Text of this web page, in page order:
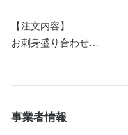
【注文内容】
お刺身盛り合わせ
パテ・ド・カンパーニュ
牛肉の煮込み
事業者情報